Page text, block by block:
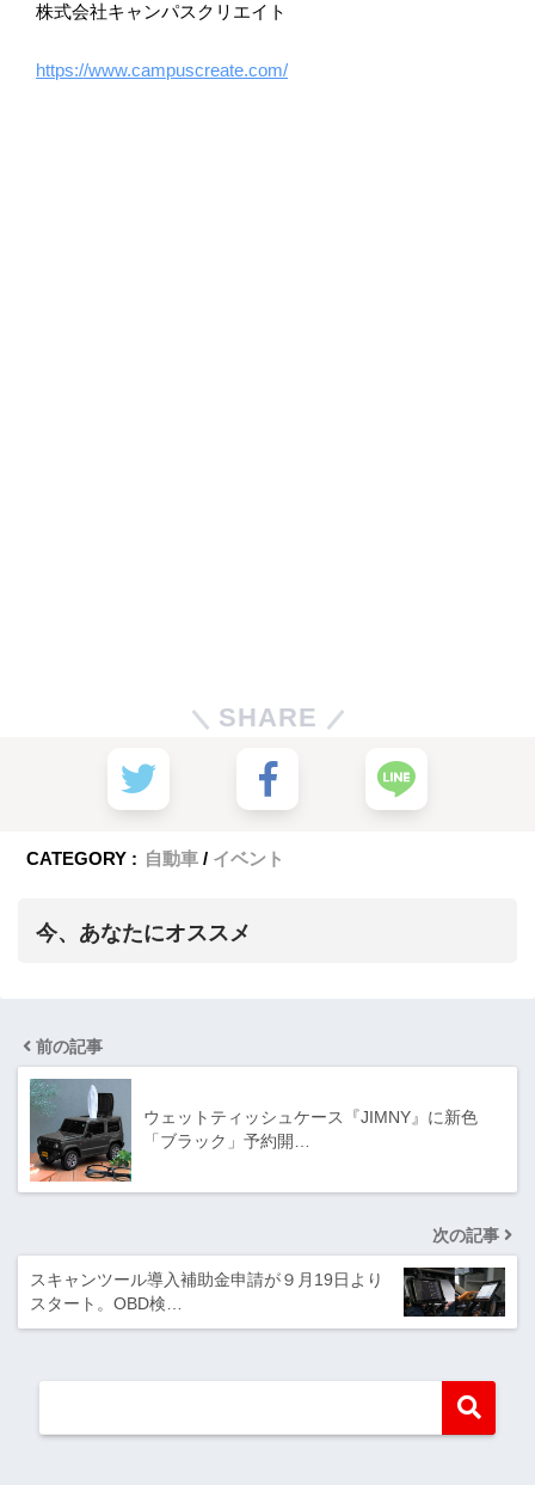
株式会社キャンパスクリエイト
https://www.campuscreate.com/
SHARE
CATEGORY : 自動車 イベント
今、あなたにオススメ
前の記事
ウェットティッシュケース『JIMNY』に新色
「ブラック」予約開…
次の記事
スキャンツール導入補助金申請が９月19日より
スタート。OBD検…